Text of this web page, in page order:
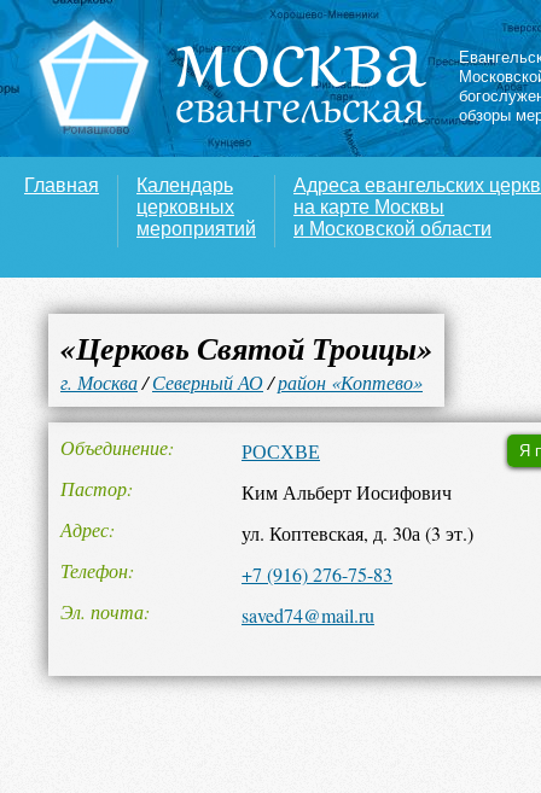
обзоры
Главная
Календарь
церковных
мероприятий
Адреса евангельских
на карте Москвы
и Московской области
«Церковь Святой Троицы»
г. Москва/Северный АО/район «Коптево»
Я
Объединение
РОСХВЕ
Пастор
Ким Альберт Иосифович
Адрес
ул. Коптевская, д. 30а (3 эт.)
Телефон
+7 (916) 276-75-83
Эл. почта
saved74@mail.ru